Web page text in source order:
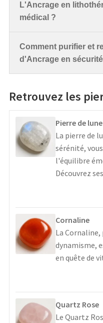
L'Ancrage en
médical ?
Comment purifier et
d'Ancrage en
Retrouvez les
Pierre de lune
La pierre de
sérénité,
l'équilibre
Découvrez
Cornaline
La Cornaline,
dynamisme,
en quête de
Quartz Rose
Le Quartz